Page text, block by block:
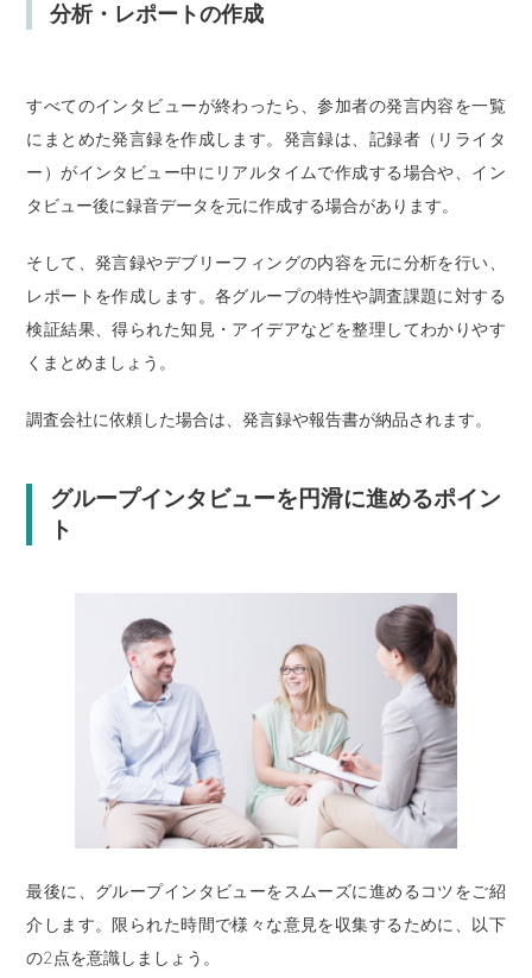
分析・レポートの作成
すべてのインタビューが終わったら、参加者の発言内容を一覧
にまとめた発言録を作成します。発言録は、記録者（リライタ
ー）がインタビュー中にリアルタイムで作成する場合や、イン
タビュー後に録音データを元に作成する場合があります。
そして、発言録やデブリーフィングの内容を元に分析を行い、
レポートを作成します。各グループの特性や調査課題に対する
検証結果、得られた知見・アイデアなどを整理してわかりやす
くまとめましょう。
調査会社に依頼した場合は、発言録や報告書が納品されます。
グループインタビューを円滑に進めるポイン
ト
最後に、グループインタビューをスムーズに進めるコツをご紹
介します。限られた時間で様々な意見を収集するために、以下
の2点を意識しましょう。